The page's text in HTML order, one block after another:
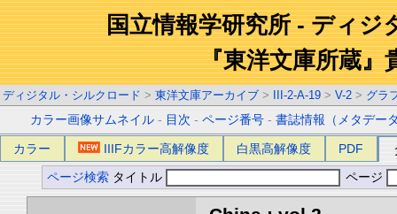
国立情報学研究所 - ディジ
『東洋文庫所蔵』
ディジタル・シルクロード > 東洋文庫アーカイブ > III-2-A-19 > V-2 > グラ
カラー画像サムネイル - 目次 -ページ番号 -書誌情報（メタデー
カラー IIIFカラー高解像度 白黒高解像度 PDF
ページ検索 タイトル ページ